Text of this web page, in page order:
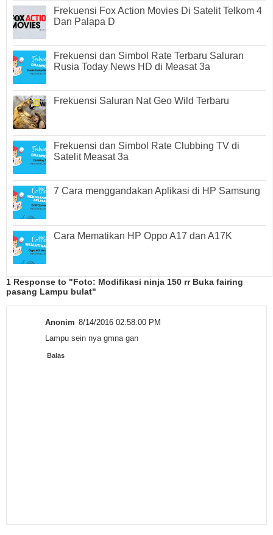
Frekuensi Fox Action Movies Di Satelit Telkom 4
Dan Palapa D
Frekuensi dan Simbol Rate Terbaru Saluran
Rusia Today News HD di Measat 3a
Frekuensi Saluran Nat Geo Wild Terbaru
Frekuensi dan Simbol Rate Clubbing TV di
Satelit Measat 3a
7 Cara menggandakan Aplikasi di HP Samsung
Cara Mematikan HP Oppo A17 dan A17K
1 Response to "Foto: Modifikasi ninja 150 rr Buka fairing
pasang Lampu bulat"
Anonim 8/14/2016 02:58:00 PM
Lampu sein nya gmna gan
Balas